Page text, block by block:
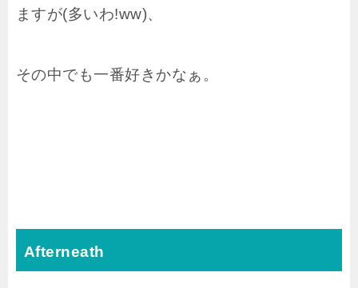
ますが(多いわ!ww)、
その中でも一番好きかなぁ。
Afterneath